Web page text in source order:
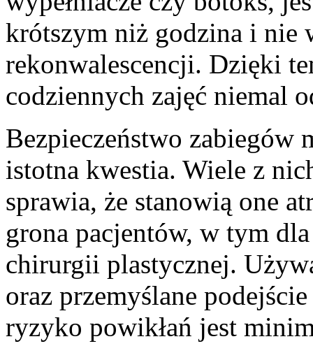
krótszym niż godzina i nie
rekonwalescencji. Dzięki
codziennych zajęć niemal
Bezpieczeństwo zabiegów
istotna kwestia. Wiele z
sprawia, że stanowią one
grona pacjentów, w tym
chirurgii plastycznej.
oraz przemyślane
ryzyko powikłań jest